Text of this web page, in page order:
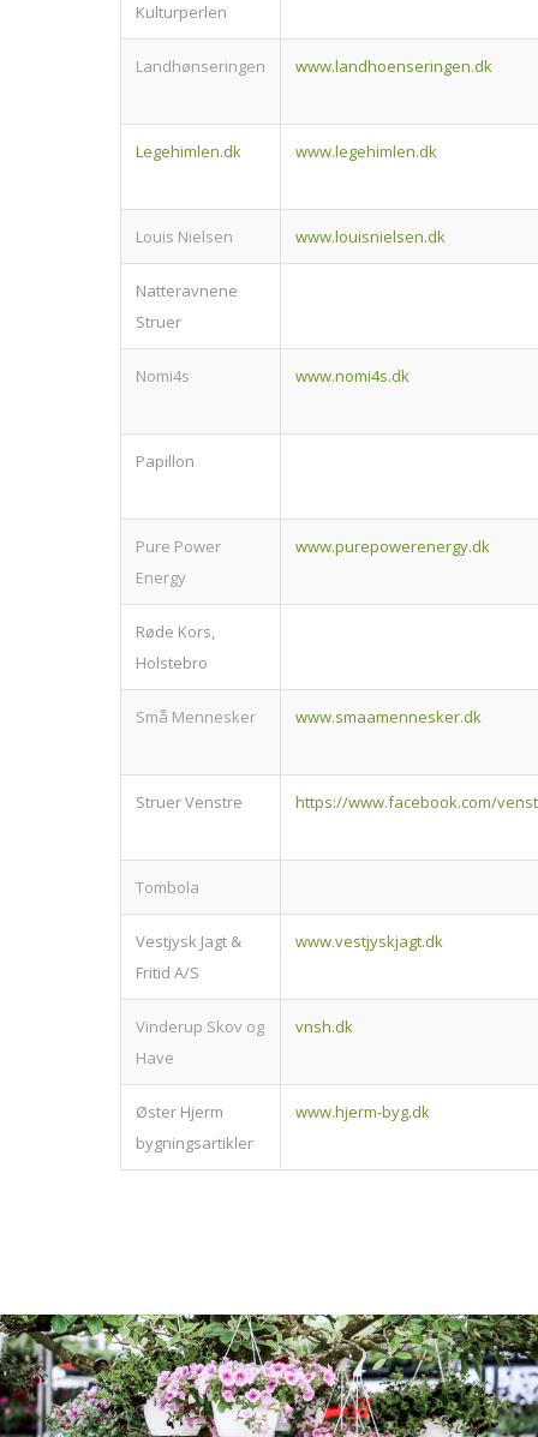
Kulturperlen
Landhønseringen www.landhoenseringen.dk
Legehimlen.dk www.legehimlen.dk
Louis Nielsen www.louisnielsen.dk
Natteravnene
Struer
Nomi4s www.nomi4s.dk
Papillon
Pure Power
Energy
www.purepowerenergy.dk
Røde Kors,
Holstebro
Små Mennesker www.smaamennesker.dk
Struer Venstre https://www.facebook.com/
Tombola
Vestjysk Jagt &
Fritid A/S
www.vestjyskjagt.dk
Vinderup Skov og
Have
vnsh.dk
Øster Hjerm
bygningsartikler
www.hjerm-byg.dk